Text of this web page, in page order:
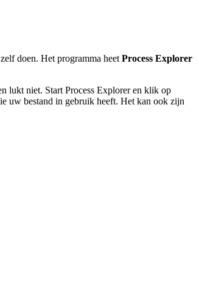
doen. Het programma heet Process Explorer
lukt niet. Start Process Explorer en klik op
uw bestand in gebruik heeft. Het kan ook zijn